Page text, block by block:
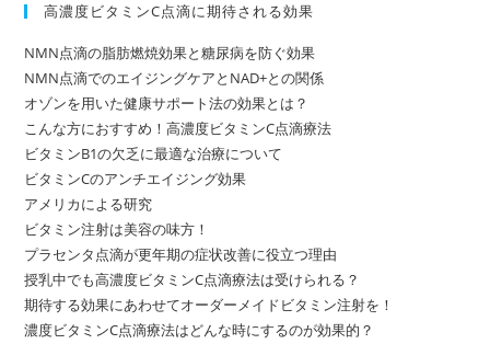
C
滴
と
超
高
濃
度
ビ
タ
ミ
ン
C
点
滴
の
違
い
高濃度ビタミンC点滴に期待される効果
NMN点滴の脂肪燃焼効果と糖尿病を防ぐ効果
NMN点滴でのエイジングケアとNAD+との関係
オゾンを用いた健康サポート法の効果とは？
こんな方におすすめ！高濃度ビタミンC点滴療法
ビタミンB1の欠乏に最適な治療について
ビタミンCのアンチエイジング効果
アメリカによる研究
ビタミン注射は美容の味方！
プラセンタ点滴が更年期の症状改善に役立つ理由
授乳中でも高濃度ビタミンC点滴療法は受けられる？
期待する効果にあわせてオーダーメイドビタミン注射を！
濃度ビタミンC点滴療法はどんな時にするのが効果的？